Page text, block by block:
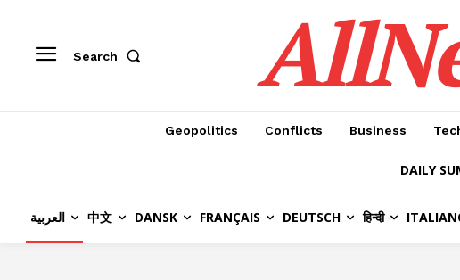
Search
Geopolitics Conflicts Business
DAILY
العربية 中文 DANSK FRANÇAIS DEUTSCH हिन्दी